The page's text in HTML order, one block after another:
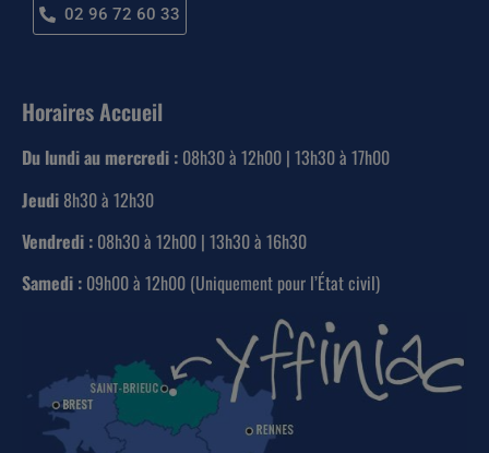
02 96 72 60 33
Horaires Accueil
Du lundi au mercredi : 08h30 à 12h00 | 13h30 à 17h00
Jeudi 8h30 à 12h30
Vendredi : 08h30 à 12h00 | 13h30 à 16h30
Samedi : 09h00 à 12h00 (Uniquement pour l’État civil)